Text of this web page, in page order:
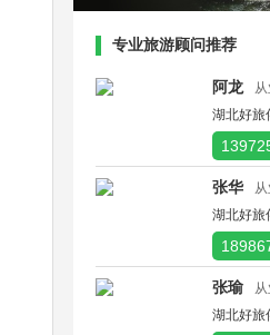
专业旅游顾问推荐
阿龙
湖北好旅
张华
湖北好旅
张瑜
湖北好旅